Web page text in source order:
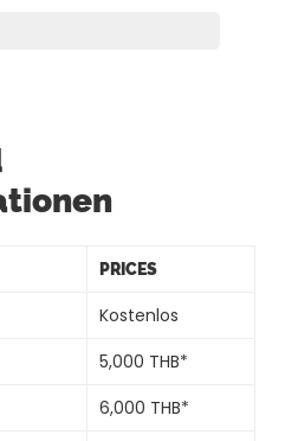
PRICES
Kostenlos
5,000 THB*
6,000 THB*